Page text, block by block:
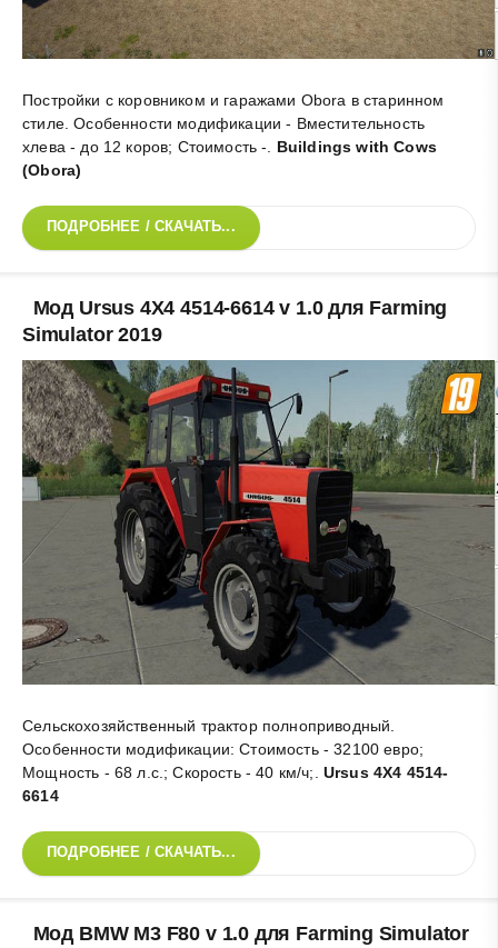
Постройки с коровником и гаражами Obora в старинном
стиле. Особенности модификации - Вместительность
хлева - до 12 коров; Стоимость -
Buildings with Cows
(Obora)
ПОДРОБНЕЕ / СКАЧАТЬ...
Мод Ursus 4X4 4514-6614 v 1.0 для Farming
Simulator 2019
Сельскохозяйственный трактор полноприводный.
Особенности модификации: Стоимость - 32100 евро;
Мощность - 68 л.с.; Скорость - 40 км/ч;. Ursus 4X4 4514-
6614
ПОДРОБНЕЕ / СКАЧАТЬ...
Мод BMW M3 F80 v 1.0 для Farming Simulator